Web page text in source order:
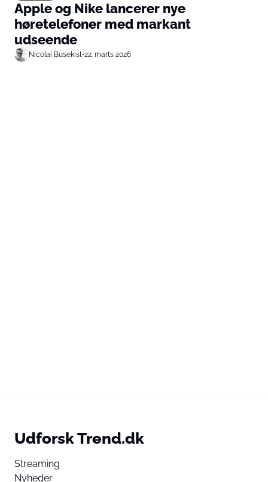
Apple og Nike lancerer nye
høretelefoner med markant
udseende
Nicolai Busekist•22. marts 2026
Udforsk Trend.dk
Streaming
Nyheder